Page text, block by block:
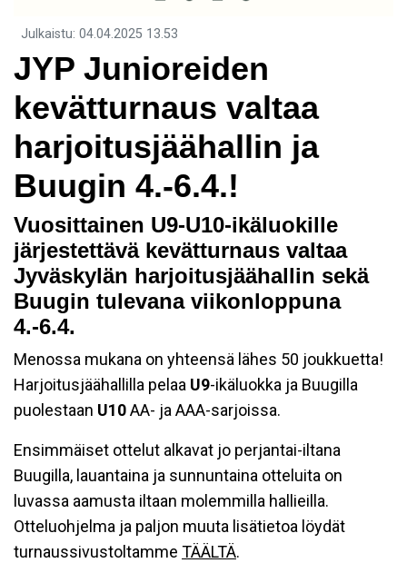
Julkaistu: 04.04.2025 13.53
JYP Junioreiden
kevätturnaus valtaa
harjoitusjäähallin ja
Buugin 4.-6.4.!
Vuosittainen U9-U10-ikäluokille
järjestettävä kevätturnaus valtaa
Jyväskylän harjoitusjäähallin sekä
Buugin tulevana viikonloppuna
4.-6.4.
Menossa mukana on yhteensä lähes 50 joukkuetta!
Harjoitusjäähallilla pelaa U9-ikäluokka ja Buugilla
puolestaan U10AA- ja AAA-sarjoissa.
Ensimmäiset ottelut alkavat jo perjantai-iltana
Buugilla, lauantaina ja sunnuntaina otteluita on
luvassa aamusta iltaan molemmilla hallieilla.
Otteluohjelma ja paljon muuta lisätietoa löydät
turnaussivustoltamme TÄÄLTÄ.